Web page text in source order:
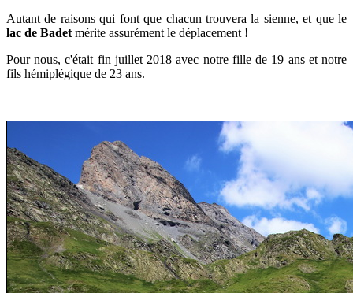
Autant de raisons qui font que chacun trouvera la sienne, et que le
lac de Badet mérite assurément le déplacement !
Pour nous, c'était fin juillet 2018 avec notre fille de 19 ans et notre
fils hémiplégique de 23 ans.